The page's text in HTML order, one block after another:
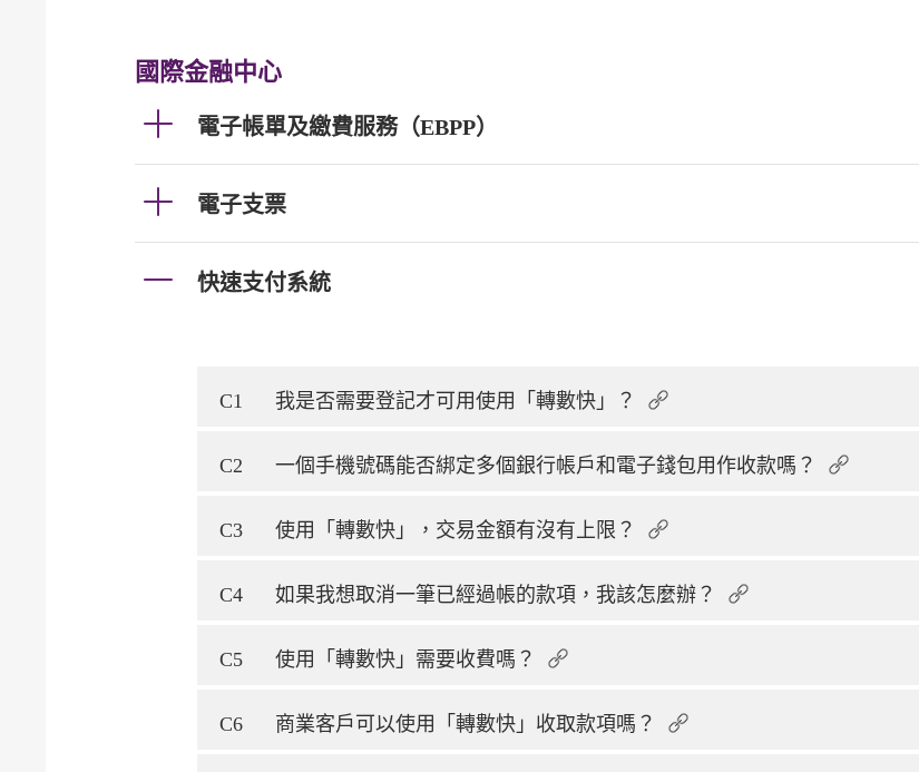
國際金融中心
電子帳單及繳費服務（EBPP）
電子支票
快速支付系統
C1 我是否需要登記才可用使用「轉數快」？
C2 一個手機號碼能否綁定多個銀行帳戶和電子錢包用作收款嗎？
C3 使用「轉數快」，交易金額有沒有上限？
C4 如果我想取消一筆已經過帳的款項，我該怎麼辦？
C5 使用「轉數快」需要收費嗎？
C6 商業客戶可以使用「轉數快」收取款項嗎？